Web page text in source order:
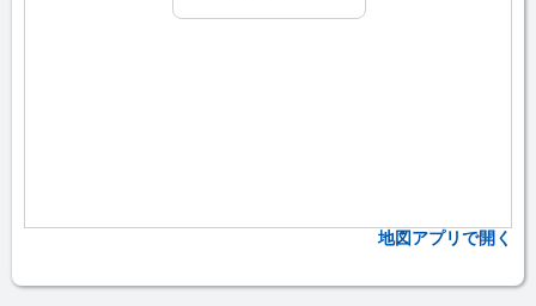
地図アプリで開く